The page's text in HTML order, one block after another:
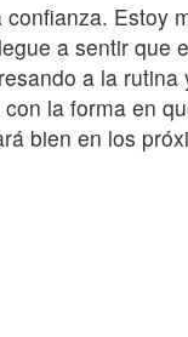
Estoy
a sentir que
a la
la forma en
bien en los